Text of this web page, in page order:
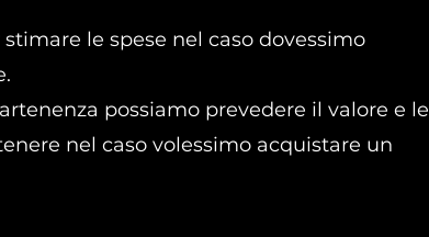
le spese nel caso dovessimo
possiamo prevedere il valore e le
nel caso volessimo acquistare un